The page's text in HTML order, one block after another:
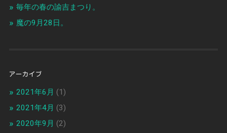
毎年の春の諭吉まつり。
魔の9月28日。
アーカイブ
2021年6月 (1)
2021年4月 (3)
2020年9月 (2)